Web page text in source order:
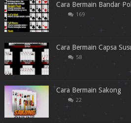
Cara Bermain Bandar
169
Cara Bermain Capsa
58
Cara Bermain Sakong
22